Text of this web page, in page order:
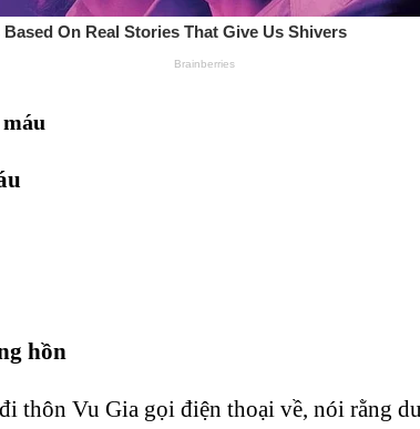
hồn
thôn Vu Gia gọi điện thoại về, nói rằng